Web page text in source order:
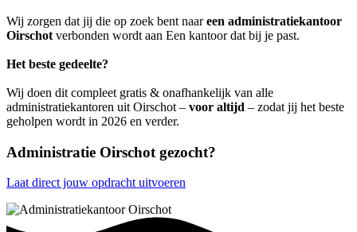
Wij zorgen dat jij die op zoek bent naareen administratiekantoor
Oirschot verbonden wordt aan Een kantoor dat bij je past.
Het beste gedeelte?
Wij doen dit compleet gratis & onafhankelijk van alle
administratiekantoren uit Oirschot – voor altijd – zodat jij het beste
geholpen wordt in 2026 en verder.
Administratie Oirschot gezocht?
Laat direct jouw opdracht uitvoeren